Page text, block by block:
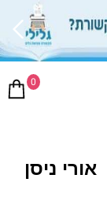
0
אורי ניסן